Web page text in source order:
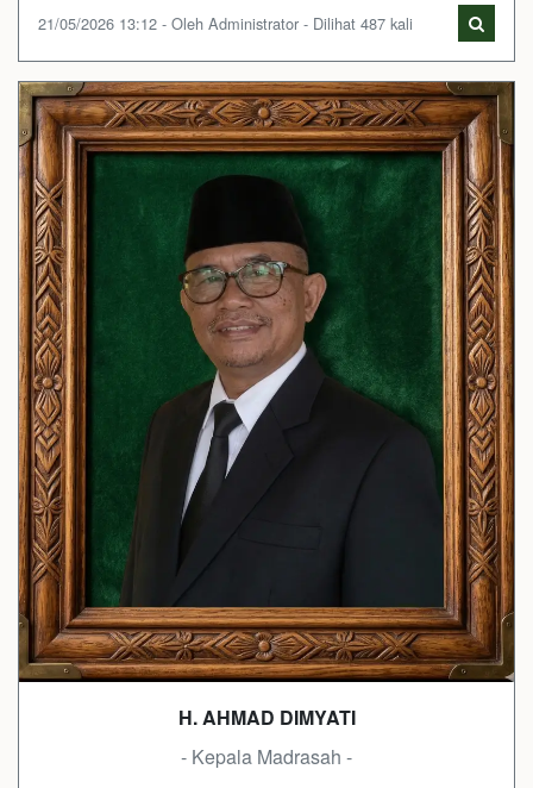
21/05/2026 13:12 - Oleh Administrator - Dilihat 487 kali
H. AHMAD DIMYATI
- Kepala Madrasah -